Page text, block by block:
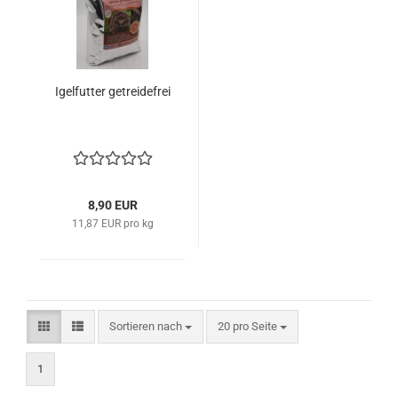
Igelfutter getreidefrei
8,90 EUR
11,87 EUR pro kg
Sortieren nach
Sortieren nach 20 pro Seite
pro Seite
1